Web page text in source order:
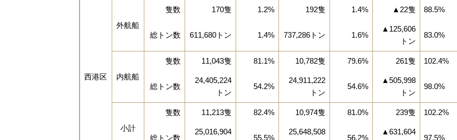
西港区
外航船
隻数 170隻 1.2% 192隻 1.4% ▲22隻 88.5%
総トン数 611,680トン 1.4% 737,286トン 1.6%
▲125,606
トン
83.0%
内航船
隻数 11,043隻 81.1% 10,782隻 79.6% 261隻 102.4%
総トン数
24,405,224
トン
54.2%
24,911,222
トン
54.6%
▲505,998
トン
98.0%
小計
隻数 11,213隻 82.4% 10,974隻 81.0% 239隻 102.2%
総トン数
25,016,904
55.5%
25,648,508
56.2%
▲631,604
97.5%